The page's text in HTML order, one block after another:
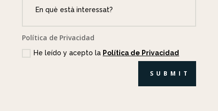
Política de Privacidad
He leído y acepto la Política de Privacidad
SUBMIT